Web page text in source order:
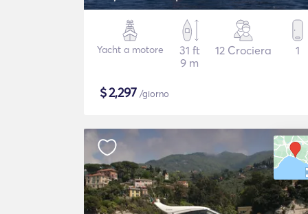
Yacht a motore
31 ft
9 m
12 Crociera 1
$2,297 /giorno